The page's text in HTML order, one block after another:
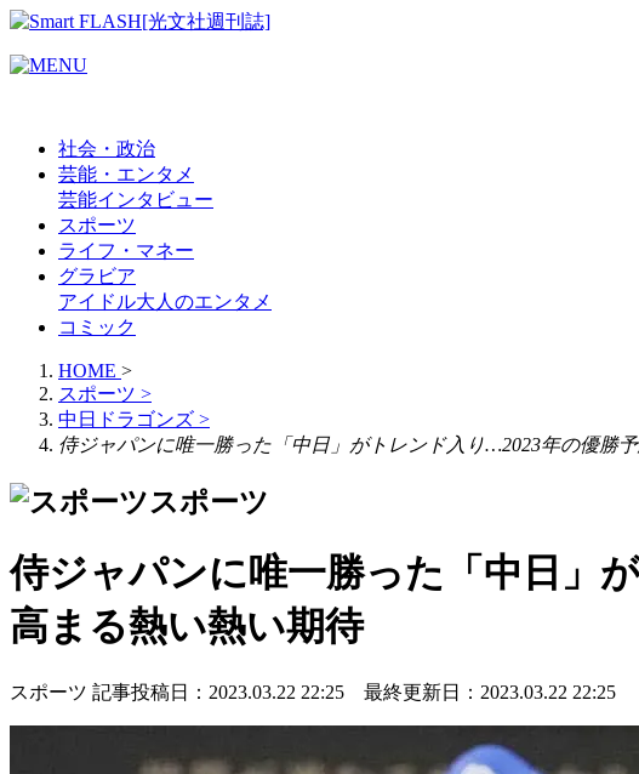
社会・政治
芸能・エンタメ
芸能インタビュー
スポーツ
ライフ・マネー
グラビア
アイドル大人のエンタメ
コミック
HOME >
スポーツ >
中日ドラゴンズ >
侍ジャパンに唯一勝った「中日」がトレンド入り…2023年の優勝
スポーツ
侍ジャパンに唯一勝った「中日」
高まる熱い熱い期待
スポーツ 記事投稿日：2023.03.22 22:25 最終更新日：2023.03.22 22:25